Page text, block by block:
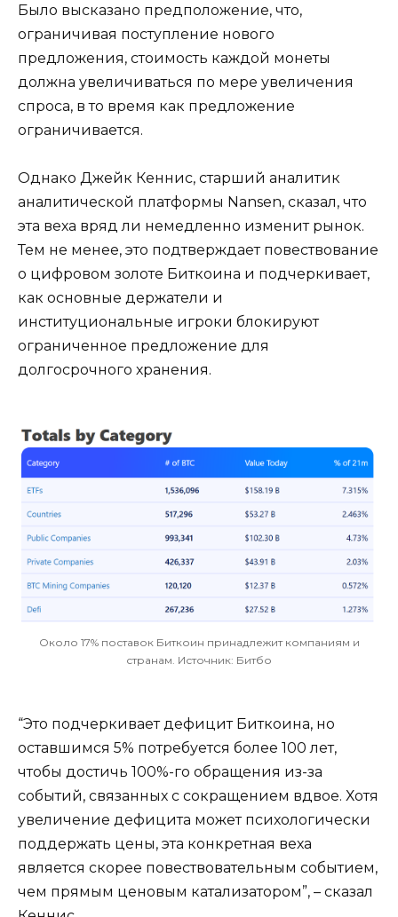
Было высказано предположение, что,
ограничивая поступление нового
предложения, стоимость каждой монеты
должна увеличиваться по мере увеличения
спроса, в то время как предложение
ограничивается.
Однако Джейк Кеннис, старший аналитик
аналитической платформы Nansen, сказал, что
эта веха вряд ли немедленно изменит рынок.
Тем не менее, это подтверждает повествование
о цифровом золоте Биткоина и подчеркивает,
как основные держатели и
институциональные игроки блокируют
ограниченное предложение для
долгосрочного хранения.
Около 17% поставок Биткоин принадлежит компаниям и
странам. Источник: Битбо
“Это подчеркивает дефицит Биткоина, но
оставшимся 5% потребуется более 100 лет,
чтобы достичь 100%-го обращения из-за
событий, связанных с сокращением вдвое. Хотя
увеличение дефицита может психологически
поддержать цены, эта конкретная веха
является скорее повествовательным событием,
чем прямым ценовым катализатором”, – сказал